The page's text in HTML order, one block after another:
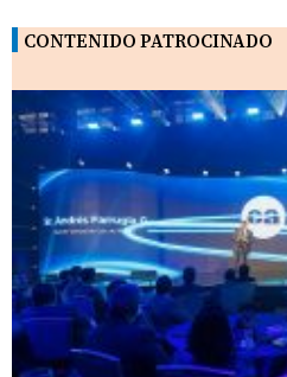
CONTENIDO PATROCINADO